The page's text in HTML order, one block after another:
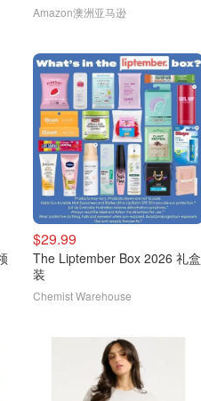
Amazon澳洲亚马逊
$29.99
The Liptember Box 2026 礼盒
装
Chemist Warehouse